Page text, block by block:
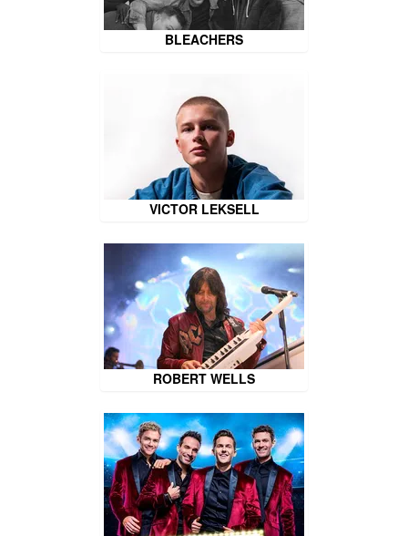
BLEACHERS
VICTOR LEKSELL
ROBERT WELLS